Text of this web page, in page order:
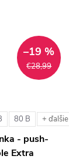
€28,99
–19 %
80 B + ďalšie
- push-
Extra